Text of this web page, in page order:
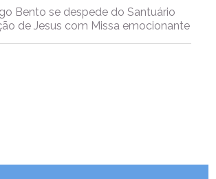
Bento se despede do Santuário
de Jesus com Missa emocionante